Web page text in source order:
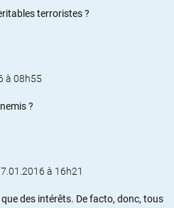
terroristes ?
à 08h55
?
à 16h21
que des intérêts. De facto, donc, tous